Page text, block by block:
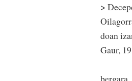
>
doan
Gaur,
bergara